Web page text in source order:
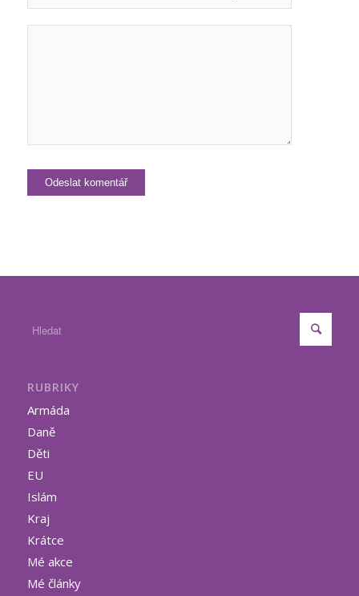
RUBRIKY
Armáda
Daně
Děti
EU
Islám
Kraj
Krátce
Mé akce
Mé články